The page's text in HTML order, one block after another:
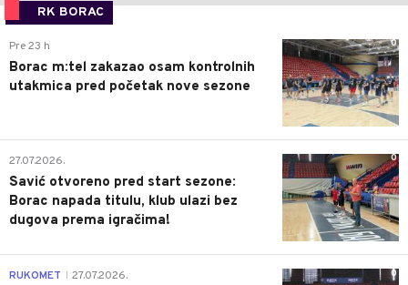
RK BORAC
0
Pre 23 h
Borac m:tel zakazao osam kontrolnih
utakmica pred početak nove sezone
0
27.07.2026.
Savić otvoreno pred start sezone:
Borac napada titulu, klub ulazi bez
dugova prema igračima!
0
RUKOMET 27.07.2026.